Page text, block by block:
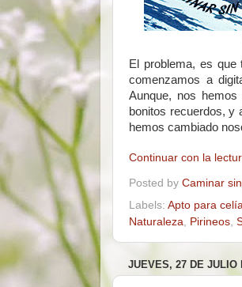
El problema, es
comenzamos a
Aunque, nos
bonitos recuerdos, y
hemos cambiado
Continuar con la
Posted by Caminar
Labels: Apto para
Naturaleza
Pirineos
JUEVES, 27 DE JULIO